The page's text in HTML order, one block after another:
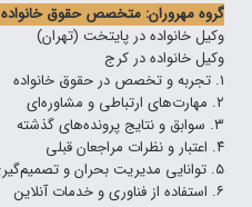
گروه مهروران: متخصص حقوق خانواده
وکیل خانواده در پایتخت (تهران)
وکیل خانواده در کرج
۱. تجربه و تخصص در حقوق خانواده
۲. مهارت‌های ارتباطی و مشاوره‌ای
۳. سوابق و نتایج پرونده‌های گذشته
۴. اعتبار و نظرات مراجعان قبلی
۵. توانایی مدیریت بحران و تصمیم‌گیری سریع
۶. استفاده از فناوری و خدمات آنلاین